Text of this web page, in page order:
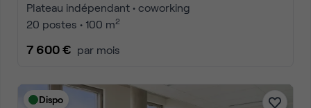
Plateau indépendant • coworking
20 postes • 100 m2
7 600 € par mois
Dispo